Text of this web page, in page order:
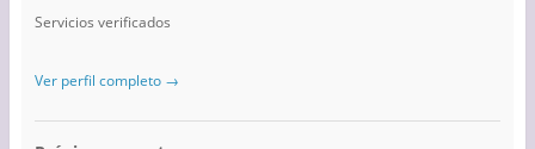
Servicios verificados
Ver perfil completo →